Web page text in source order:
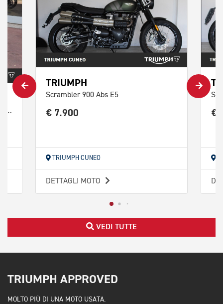
Speed Twin 900 Pure White/Blue/Orange Abs
TRIUMPH
Scrambler 900 Abs E5
€ 7.900
TRIUMPH CUNEO
DETTAGLI MOTO
€
VEDI TUTTE
TRIUMPH APPROVED
MOLTO PIÙ DI UNA MOTO USATA.